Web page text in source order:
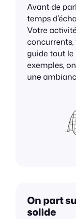
Avant de
temps
Votre
concurrents,
guide tout le
exemples,
une
On part
solide